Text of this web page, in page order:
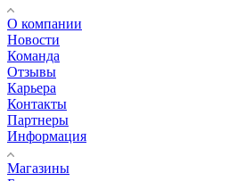
О компании
Новости
Команда
Отзывы
Карьера
Контакты
Партнеры
Информация
Магазины